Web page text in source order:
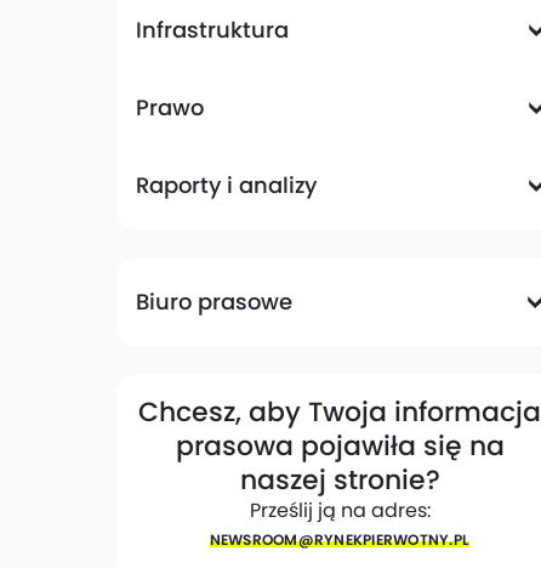
Infrastruktura
Prawo
Raporty i analizy
Biuro prasowe
Chcesz, aby Twoja informacja
prasowa pojawiła się na
naszej stronie?
Prześlij ją na adres:
NEWSROOM@​RYNEKPIERWOTNY.PL